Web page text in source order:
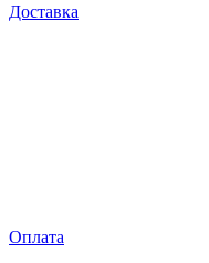
Доставка
Оплата